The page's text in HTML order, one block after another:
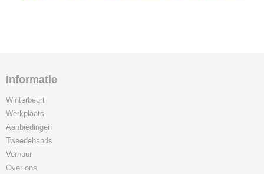
Informatie
Winterbeurt
Werkplaats
Aanbiedingen
Tweedehands
Verhuur
Over ons